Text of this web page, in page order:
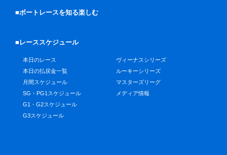
■ボートレースを知る楽しむ
■レーススケジュール
本日のレース
本日の払戻金一覧
月間スケジュール
SG・PG1スケジュール
G1・G2スケジュール
G3スケジュール
ヴィーナスシリーズ
ルーキーシリーズ
マスターズリーグ
メディア情報